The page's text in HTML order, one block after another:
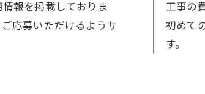
報を掲載しておりま
応募いただけるようサ
工事の
初めて
す。